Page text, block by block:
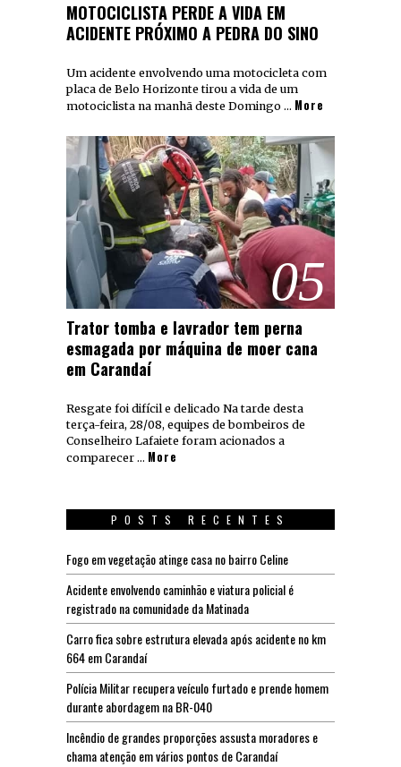
MOTOCICLISTA PERDE A VIDA EM
ACIDENTE PRÓXIMO A PEDRA DO SINO
Um acidente envolvendo uma motocicleta com
placa de Belo Horizonte tirou a vida de um
motociclista na manhã deste Domingo … More
05
Trator tomba e lavrador tem perna
esmagada por máquina de moer cana
em Carandaí
Resgate foi difícil e delicado Na tarde desta
terça-feira, 28/08, equipes de bombeiros de
Conselheiro Lafaiete foram acionados a
comparecer … More
POSTS RECENTES
Fogo em vegetação atinge casa no bairro Celine
Acidente envolvendo caminhão e viatura policial é
registrado na comunidade da Matinada
Carro fica sobre estrutura elevada após acidente no km
664 em Carandaí
Polícia Militar recupera veículo furtado e prende homem
durante abordagem na BR-040
Incêndio de grandes proporções assusta moradores e
chama atenção em vários pontos de Carandaí